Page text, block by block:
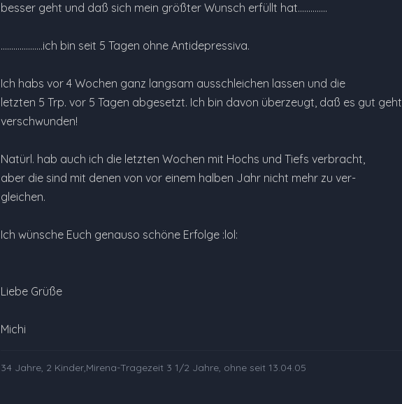
besser geht und daß sich mein größter Wunsch erfüllt hat..............
....................ich bin seit 5 Tagen ohne Antidepressiva.
Ich habs vor 4 Wochen ganz langsam ausschleichen lassen und die
letzten 5 Trp. vor 5 Tagen abgesetzt. Ich bin davon überzeugt, daß es gut
verschwunden!
Natürl. hab auch ich die letzten Wochen mit Hochs und Tiefs verbracht,
aber die sind mit denen von vor einem halben Jahr nicht mehr zu ver-
gleichen.
Ich wünsche Euch genauso schöne Erfolge :lol:
Liebe Grüße
Michi
34 Jahre, 2 Kinder,Mirena-Tragezeit 3 1/2 Jahre, ohne seit 13.04.05